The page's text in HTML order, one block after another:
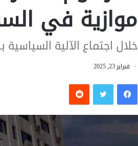
موازية في
خلال اجتماع الآلية
فبراير 23, 2025
فيسبوكتويتر